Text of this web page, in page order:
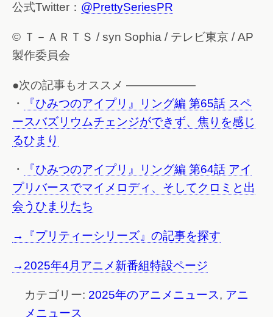
公式Twitter： @PrettySeriesPR
© Ｔ－ＡＲＴＳ / syn Sophia / テレビ東京 / AP
製作委員会
●次の記事もオススメ ——————
・
『ひみつのアイプリ』リング編 第65話 スペ
ースバズリウムチェンジができず、焦りを感じ
るひまり
・
『ひみつのアイプリ』リング編 第64話 アイ
プリバースでマイメロディ、そしてクロミと出
会うひまりたち
→『プリティーシリーズ』の記事を探す
→2025年4月アニメ新番組特設ページ
カテゴリー: 2025年のアニメニュース, アニ
メニュース